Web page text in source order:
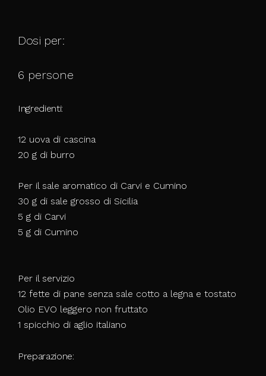
Dosi per:
6 persone
Ingredienti:
12 uova di cascina
20 g di burro
Per il sale aromatico di Carvi e Cumino
30 g di sale grosso di Sicilia
5 g di Carvi
5 g di Cumino
Per il servizio
12 fette di pane senza sale cotto a legna e tostato
Olio EVO leggero non fruttato
1 spicchio di aglio italiano
Preparazione: